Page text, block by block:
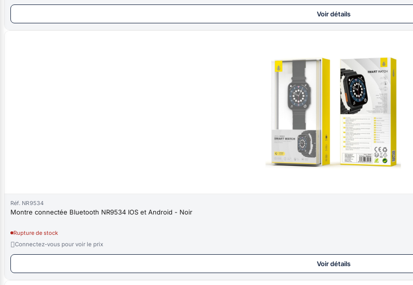
Voir détails
Réf. NR9534
Montre connectée Bluetooth NR9534 IOS et Android - Noir
Rupture de stock
Connectez-vous pour voir le prix
Voir détails